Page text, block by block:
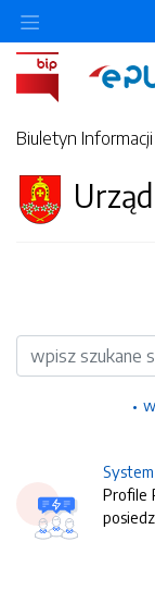
Biuletyn
Wyszukiwarka
Profile